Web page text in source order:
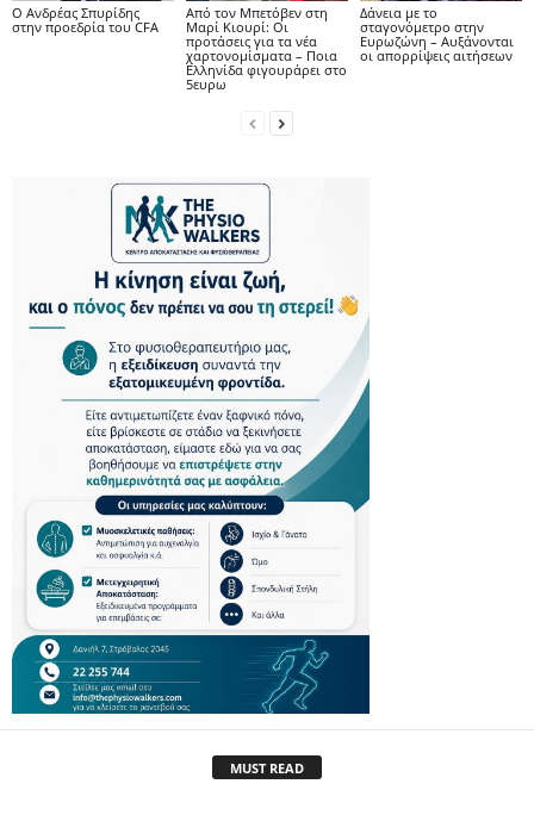
Ο Ανδρέας Σπυρίδης
στην προεδρία του CFA
Από τον Μπετόβεν στη
Μαρί Κιουρί: Οι
προτάσεις για τα νέα
χαρτονομίσματα – Ποια
Ελληνίδα φιγουράρει στο
5ευρω
Δάνεια με το
σταγονόμετρο στην
Ευρωζώνη – Αυξάνονται
οι απορρίψεις αιτήσεων
MUST READ